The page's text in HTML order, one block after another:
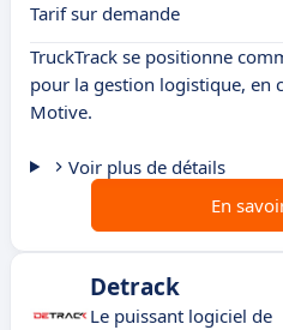
Tarif sur demande
TruckTrack se positionne
pour la gestion logistique, en
Motive.
Voir plus de détails
En
Detrack
Le puissant logiciel de